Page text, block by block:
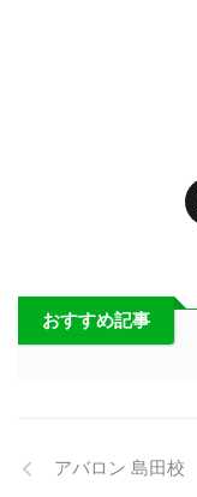
おすすめ記事
アバロン 島田校